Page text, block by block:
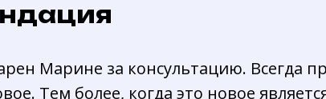
Марине за консультацию. Всегда
Тем более, когда это новое